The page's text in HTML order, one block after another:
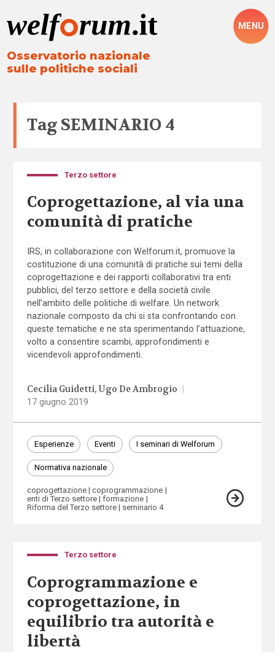
Osservatorio nazionale
sulle politiche sociali
MENU
Tag SEMINARIO 4
Terzo settore
Coprogettazione, al via una
comunità di pratiche
IRS, in collaborazione con Welforum.it, promuove la
costituzione di una comunità di pratiche sui temi della
coprogettazione e dei rapporti collaborativi tra enti
pubblici, del terzo settore e della società civile
nell’ambito delle politiche di welfare. Un network
nazionale composto da chi si sta confrontando con
queste tematiche e ne sta sperimentando l’attuazione,
volto a consentire scambi, approfondimenti e
vicendevoli approfondimenti.
Cecilia Guidetti Ugo De Ambrogio
17 giugno 2019
Esperienze Eventi I seminari di Welforum
Normativa nazionale
coprogettazione
coprogrammazione
enti di Terzo settore
formazione
Riforma del Terzo settore
seminario 4
Terzo settore
Coprogrammazione e
coprogettazione, in
equilibrio tra autorità e
libertà